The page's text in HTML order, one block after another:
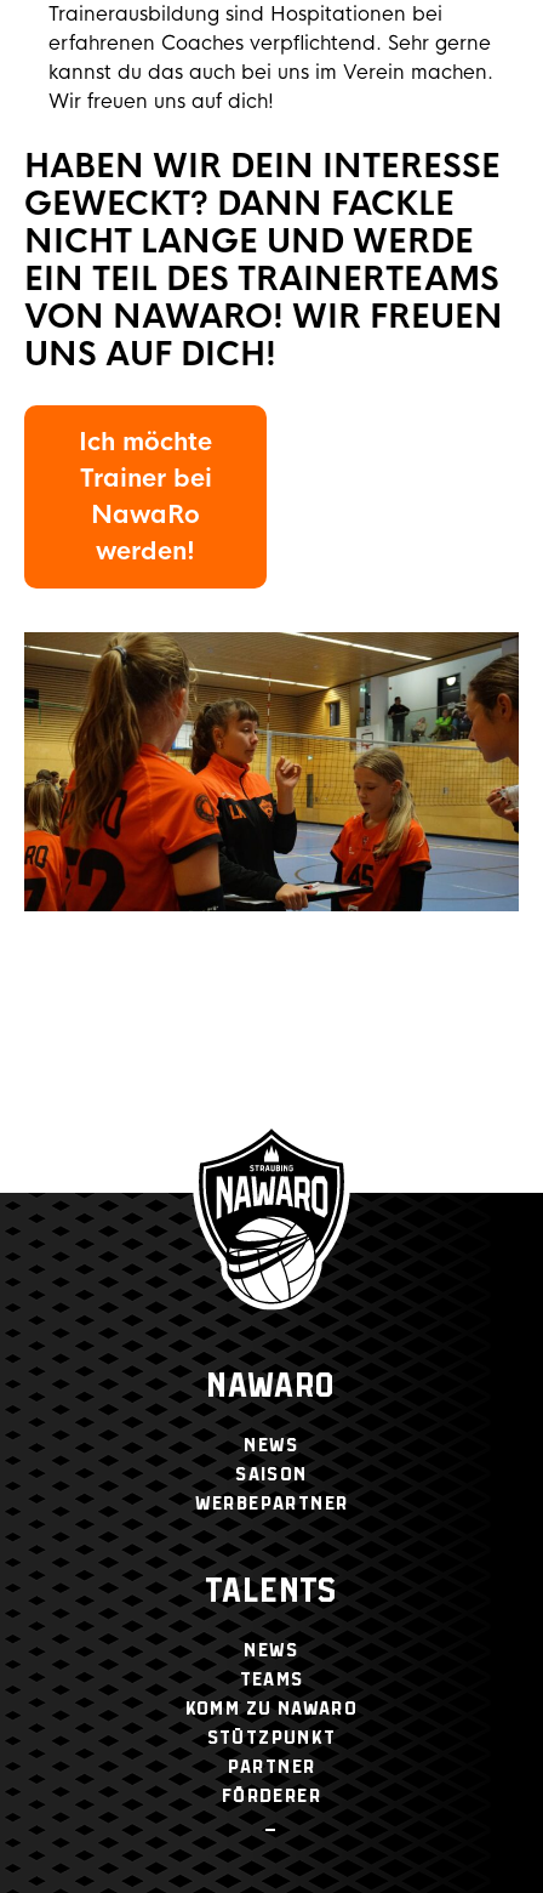
Trainerausbildung sind Hospitationen bei
erfahrenen Coaches verpflichtend. Sehr gerne
kannst du das auch bei uns im Verein machen.
Wir freuen uns auf dich!
HABEN WIR DEIN INTERESSE
GEWECKT? DANN FACKLE
NICHT LANGE UND WERDE
EIN TEIL DES TRAINERTEAMS
VON NAWARO! WIR FREUEN
UNS AUF DICH!
Ich möchte
Trainer bei
NawaRo
werden!
NAWARO
NEWS
SAISON
WERBEPARTNER
TALENTS
NEWS
TEAMS
KOMM ZU NAWARO
STÜTZPUNKT
PARTNER
FÖRDERER
–